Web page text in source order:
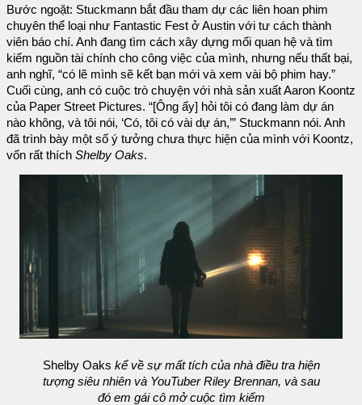
Bước ngoặt: Stuckmann bắt đầu tham dự các liên hoan phim
chuyên thể loại như Fantastic Fest ở Austin với tư cách thành
viên báo chí. Anh đang tìm cách xây dựng mối quan hệ và tìm
kiếm nguồn tài chính cho công việc của mình, nhưng nếu thất bại,
anh nghĩ, “có lẽ mình sẽ kết bạn mới và xem vài bộ phim hay.”
Cuối cùng, anh có cuộc trò chuyện với nhà sản xuất Aaron Koontz
của Paper Street Pictures. “[Ông ấy] hỏi tôi có đang làm dự án
nào không, và tôi nói, ‘Có, tôi có vài dự án,’” Stuckmann nói. Anh
đã trình bày một số ý tưởng chưa thực hiện của mình với Koontz,
vốn rất thích Shelby Oaks.
Shelby Oaks kể về sự mất tích của nhà điều tra hiện
tượng siêu nhiên và YouTuber Riley Brennan, và sau
đó em gái cô mở cuộc tìm kiếm